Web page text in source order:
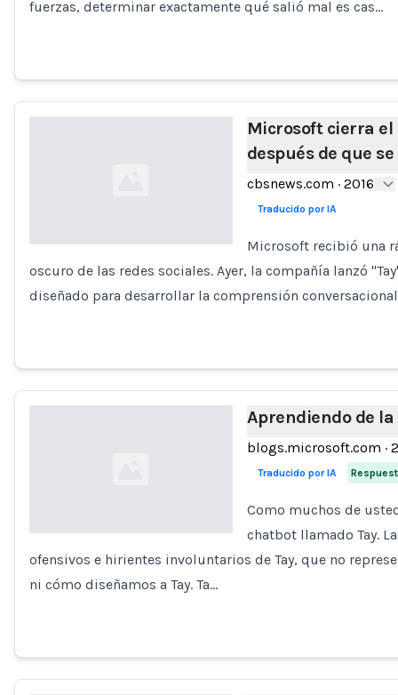
fuerzas, determinar exactamente qué salió mal es cas…
Microsoft cierra el
después de que
cbsnews.com · 2016
Traducido por IA
Microsoft recibió una
oscuro de las redes sociales. Ayer, la compañía lanzó
diseñado para desarrollar la comprensión
Aprendiendo de
blogs.microsoft.com ·
Traducido por IA
Como muchos de
chatbot llamado Tay.
ofensivos e hirientes involuntarios de Tay, que no
ni cómo diseñamos a Tay. Ta…